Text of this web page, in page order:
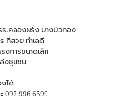
ร.คลองฝรั่ง บางบัวทอง
ที่สวย ทำเลดี
งการขนาดเล็ก
ล่งชุมชน
งได้
097 996 6599